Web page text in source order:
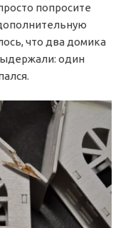
попросите
что два домика
один